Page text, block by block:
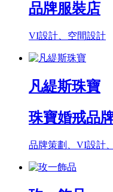
品牌服裝店
VI設計、空間設計
凡緹斯珠寶
珠寶婚戒品
品牌策劃、VI設計